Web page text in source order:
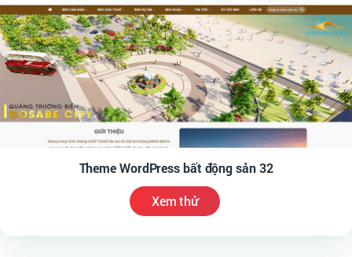
Theme WordPress bất động sản 32
Xem thử